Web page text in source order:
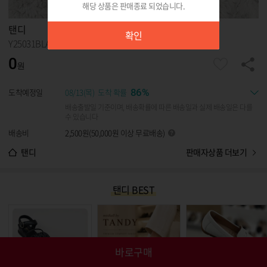
해당 상품은 판매종료 되었습니다.
확인